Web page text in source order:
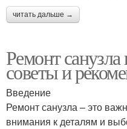
читать дальше →
Ремонт
советы и
Введение
Ремонт санузла – это
внимания к деталям и